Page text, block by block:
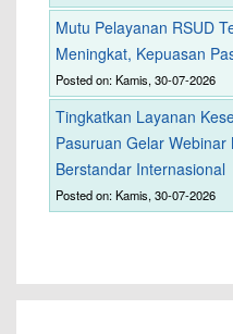
Mutu Pelayanan RSUD
Meningkat, Kepuasan
Posted on: Kamis, 30-07-2026
Tingkatkan Layanan
Pasuruan Gelar
Berstandar Internasional
Posted on: Kamis, 30-07-2026